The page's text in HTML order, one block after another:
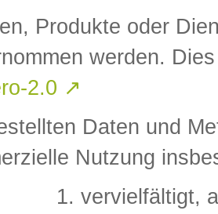
Produkte oder
werden.
2.0 ↗
Daten und
Nutzung
vervielfältigt,